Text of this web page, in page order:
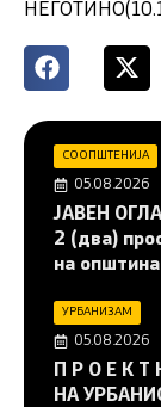
СООПШТЕНИЈА
05.08.2026
JAВЕН
2 (два)
на
УРБАНИЗАМ
05.08.2026
П Р О Е К
НА